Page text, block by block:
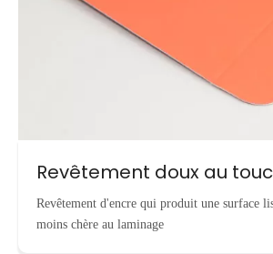
Revêtement doux au
Revêtement d'encre qui produit une surface
moins chère au laminage